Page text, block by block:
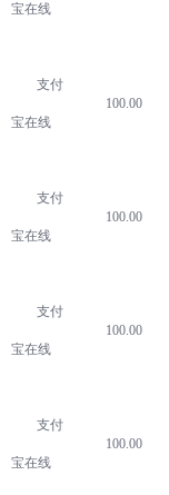
宝在线
支付
宝在线
100.00
支付
宝在线
100.00
支付
宝在线
100.00
支付
宝在线
100.00